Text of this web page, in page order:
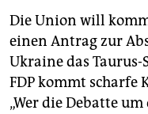
Die Union will
einen Antrag zur
Ukraine das Taurus-
FDP kommt scharfe
„Wer die Debatte